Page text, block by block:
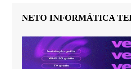
NETO INFORMÁTICA